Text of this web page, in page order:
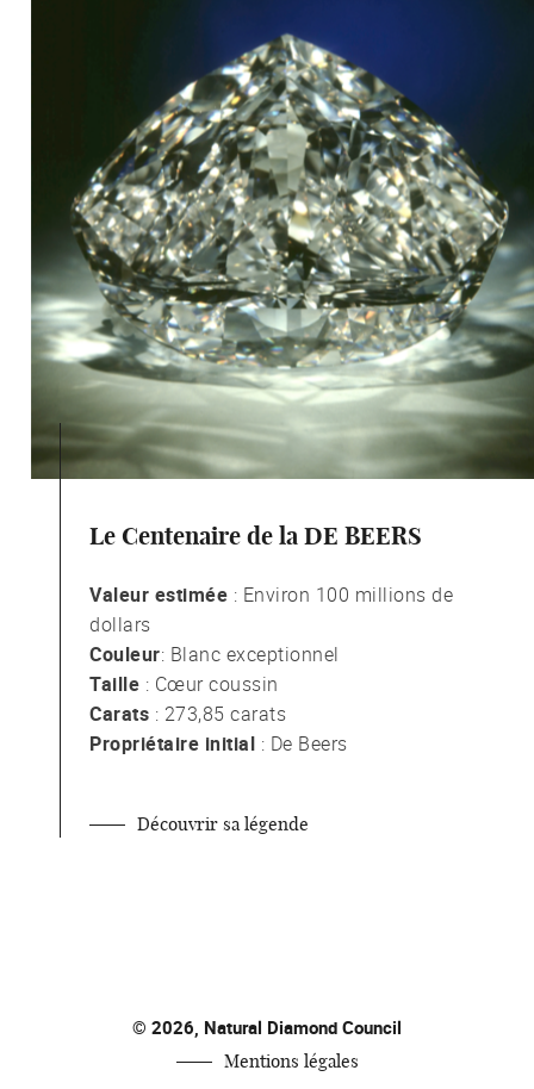
Le Centenaire de la DE BEERS
Valeur estimée : Environ 100 millions de
dollars
Couleur: Blanc exceptionnel
Taille : Cœur coussin
Carats : 273,85 carats
Propriétaire initial : De Beers
Découvrir sa légende
© 2026, Natural Diamond Council
Mentions légales